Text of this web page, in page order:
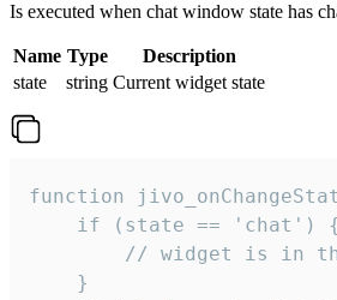
Is executed when chat window state has
Name Type
Description
state
string Current widget state
function
    if (state == 'chat') {
// widget is in
    }